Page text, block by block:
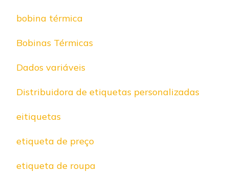
bobina térmica
Bobinas Térmicas
Dados variáveis
Distribuidora de etiquetas personalizadas
eitiquetas
etiqueta de preço
etiqueta de roupa